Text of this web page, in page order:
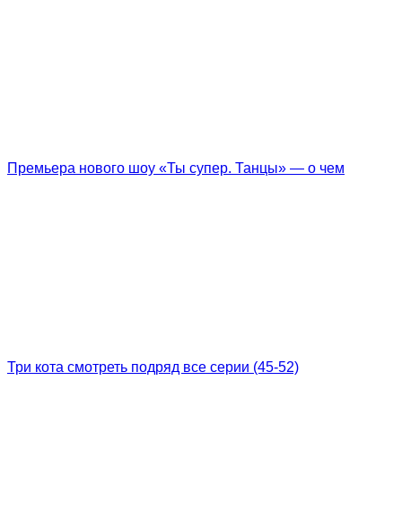
Премьера нового шоу «Ты супер. Танцы» — о чем
Три кота смотреть подряд все серии (45-52)